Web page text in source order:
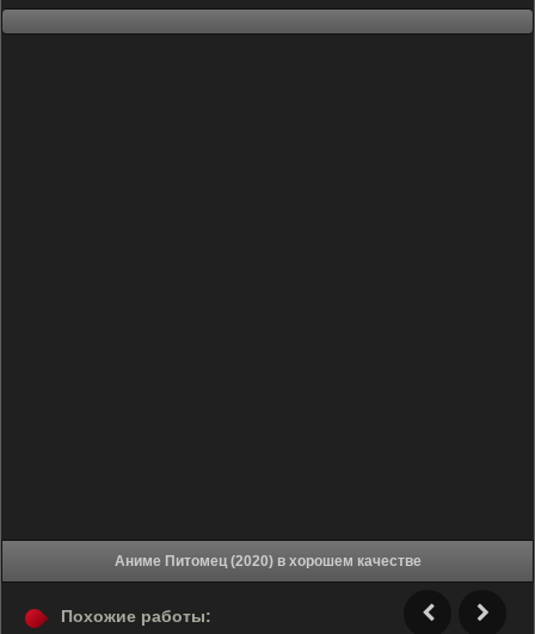
Аниме Питомец (2020) в хорошем качестве
Похожие работы: